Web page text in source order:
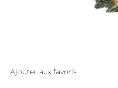
Ajouter aux favoris